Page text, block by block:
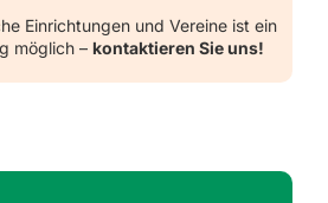
Einrichtungen und Vereine ist ein
möglich – kontaktieren Sie uns!